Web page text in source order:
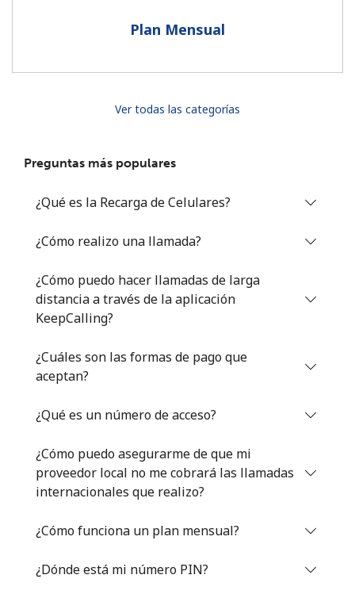
¿Olvidaste tu contraseña? →
Iniciar Sesión
Plan Mensual
Ver todas las categorías
Preguntas más populares
¿Qué es la Recarga de Celulares?
¿Cómo realizo una llamada?
¿Cómo puedo hacer llamadas de larga
distancia a través de la aplicación
KeepCalling?
¿Cuáles son las formas de pago que
aceptan?
¿Qué es un número de acceso?
¿Cómo puedo asegurarme de que mi
proveedor local no me cobrará las llamadas
internacionales que realizo?
¿Cómo funciona un plan mensual?
¿Dónde está mi número PIN?